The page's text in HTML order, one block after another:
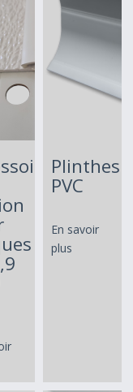
Plinthes
PVC
En savoir
plus